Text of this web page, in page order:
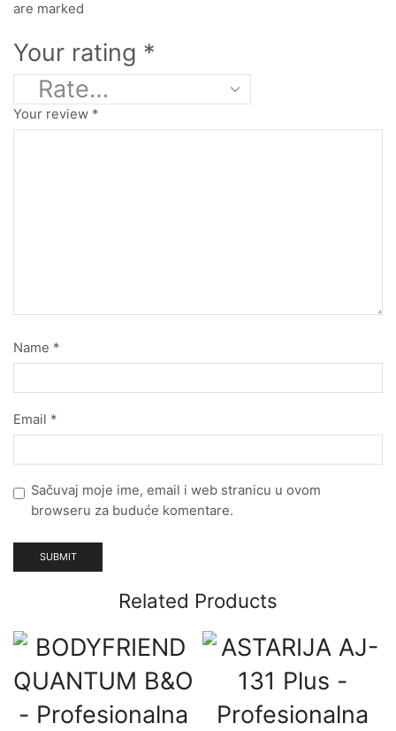
are marked
Your rating *
Your review *
Name *
Email *
Sačuvaj moje ime, email i web stranicu u ovom
browseru za buduće komentare.
Related Products